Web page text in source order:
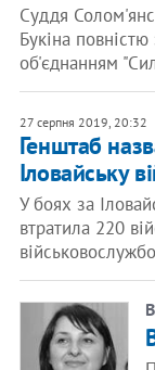
Суддя
Букіна
об'єднанням
27 серпня 2019, 20:32
Генштаб
Іловайську
У боях за
втратила 220